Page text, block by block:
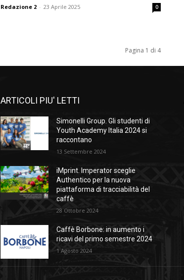
Redazione 2 - 23 Aprile 2025 0
Pagina 1 di 4
ARTICOLI PIU' LETTI
Simonelli Group. Gli studenti di
Youth Academy Italia 2024 si
raccontano
13 Settembre 2024
iMprint. Imperator sceglie
Authentico per la nuova
piattaforma di tracciabilità del
caffè
28 Ottobre 2024
Caffè Borbone: in aumento i
ricavi del primo semestre 2024
1 Agosto 2024